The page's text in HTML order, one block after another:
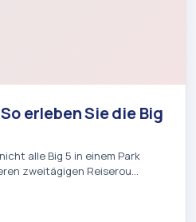
erleben Sie die Big
alle Big 5 in einem Park
zweitägigen Reiserou…